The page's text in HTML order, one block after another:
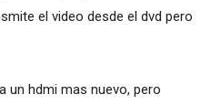
el video desde el dvd pero
un hdmi mas nuevo, pero